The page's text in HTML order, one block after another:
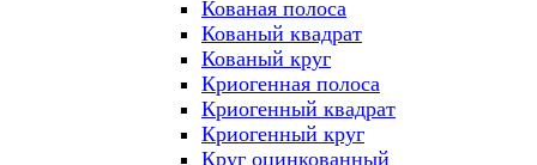
Кованая полоса
Кованый квадрат
Кованый круг
Криогенная полоса
Криогенный квадрат
Криогенный круг
Круг оцинкованный